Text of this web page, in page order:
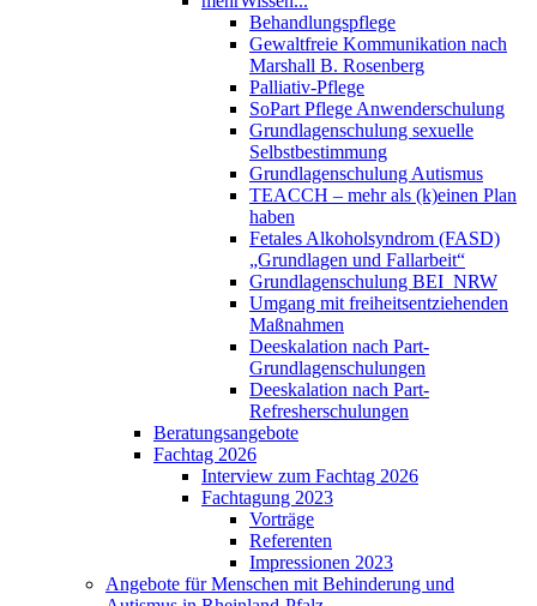
Behandlungspflege
Gewaltfreie Kommunikation nach
Marshall B. Rosenberg
Palliativ-Pflege
SoPart Pflege Anwenderschulung
Grundlagenschulung sexuelle
Selbstbestimmung
Grundlagenschulung Autismus
TEACCH – mehr als (k)einen Plan
haben
Fetales Alkoholsyndrom (FASD)
„Grundlagen und Fallarbeit“
Grundlagenschulung BEI_NRW
Umgang mit freiheitsentziehenden
Maßnahmen
Deeskalation nach Part-
Grundlagenschulungen
Deeskalation nach Part-
Refresherschulungen
Beratungsangebote
Fachtag 2026
Interview zum Fachtag 2026
Fachtagung 2023
Vorträge
Referenten
Impressionen 2023
Angebote für Menschen mit Behinderung und